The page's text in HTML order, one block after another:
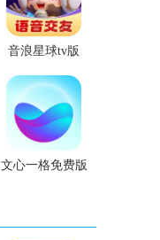
音浪星球tv版
文心一格免费版